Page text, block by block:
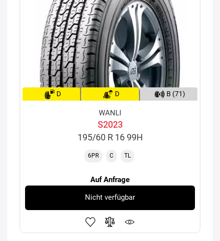
D D B (71)
WANLI
S2023
195/60 R 16 99H
6PR C TL
Auf Anfrage
Nicht verfügbar